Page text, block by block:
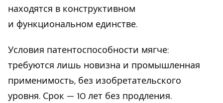
находятся в конструктивном
и функциональном единстве.
Условия патентоспособности мягче:
требуются лишь новизна и промышленная
применимость, без изобретательского
уровня. Срок — 10 лет без продления.